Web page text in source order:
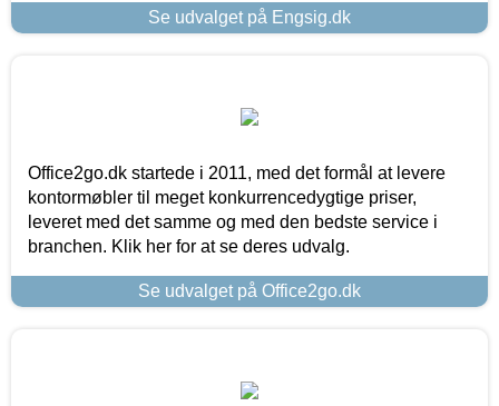
Se udvalget på Engsig.dk
Office2go.dk startede i 2011, med det formål at levere
kontormøbler til meget konkurrencedygtige priser,
leveret med det samme og med den bedste service i
branchen. Klik her for at se deres udvalg.
Se udvalget på Office2go.dk